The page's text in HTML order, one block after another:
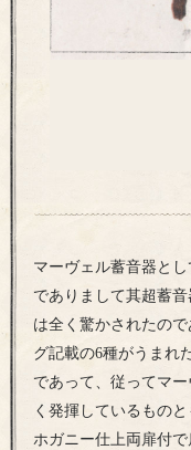
マーヴェル蓄音器と
でありまして其超蓄
は全く驚かされたの
グ記載の6種がうまれ
であって、従ってマ
く発揮しているもの
ホガニー仕上両扉付